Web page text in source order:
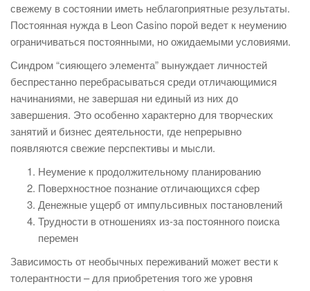
свежему в состоянии иметь неблагоприятные результаты.
Постоянная нужда в Leon Casino порой ведет к неумению
ограничиваться постоянными, но ожидаемыми условиями.
Синдром “сияющего элемента” вынуждает личностей
беспрестанно перебрасываться среди отличающимися
начинаниями, не завершая ни единый из них до
завершения. Это особенно характерно для творческих
занятий и бизнес деятельности, где непрерывно
появляются свежие перспективы и мысли.
Неумение к продолжительному планированию
Поверхностное познание отличающихся сфер
Денежные ущерб от импульсивных постановлений
Трудности в отношениях из-за постоянного поиска
перемен
Зависимость от необычных переживаний может вести к
толерантности – для приобретения того же уровня